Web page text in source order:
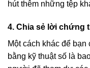
hút thêm những tệp
4. Chia sẻ lời chứng
Một cách khác để
bằng kỹ thuật số là